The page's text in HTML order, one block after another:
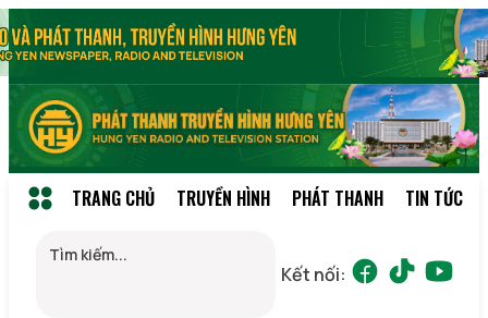
TRANG CHỦ TRUYỀN HÌNH PHÁT THANH TIN TỨC
Kết nối: